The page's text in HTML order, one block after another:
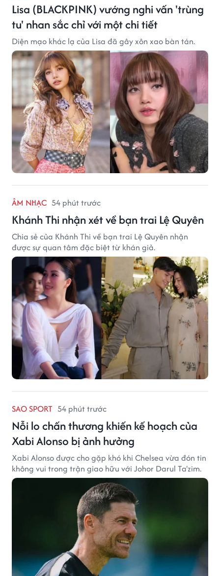
Lisa (BLACKPINK) vướng nghi vấn 'trùng
tu' nhan sắc chỉ với một chi tiết
Diện mạo khác lạ của Lisa đã gây xôn xao bàn tán.
ÂM NHẠC 54 phút trước
Khánh Thi nhận xét về bạn trai Lệ Quyên
Chia sẻ của Khánh Thi về bạn trai Lệ Quyên nhận
được sự quan tâm đặc biệt từ khán giả.
SAO SPORT 54 phút trước
Nỗi lo chấn thương khiến kế hoạch của
Xabi Alonso bị ảnh hưởng
Xabi Alonso được cho gặp khó khi Chelsea vừa đón tin
không vui trong trận giao hữu với Johor Darul Ta'zim.